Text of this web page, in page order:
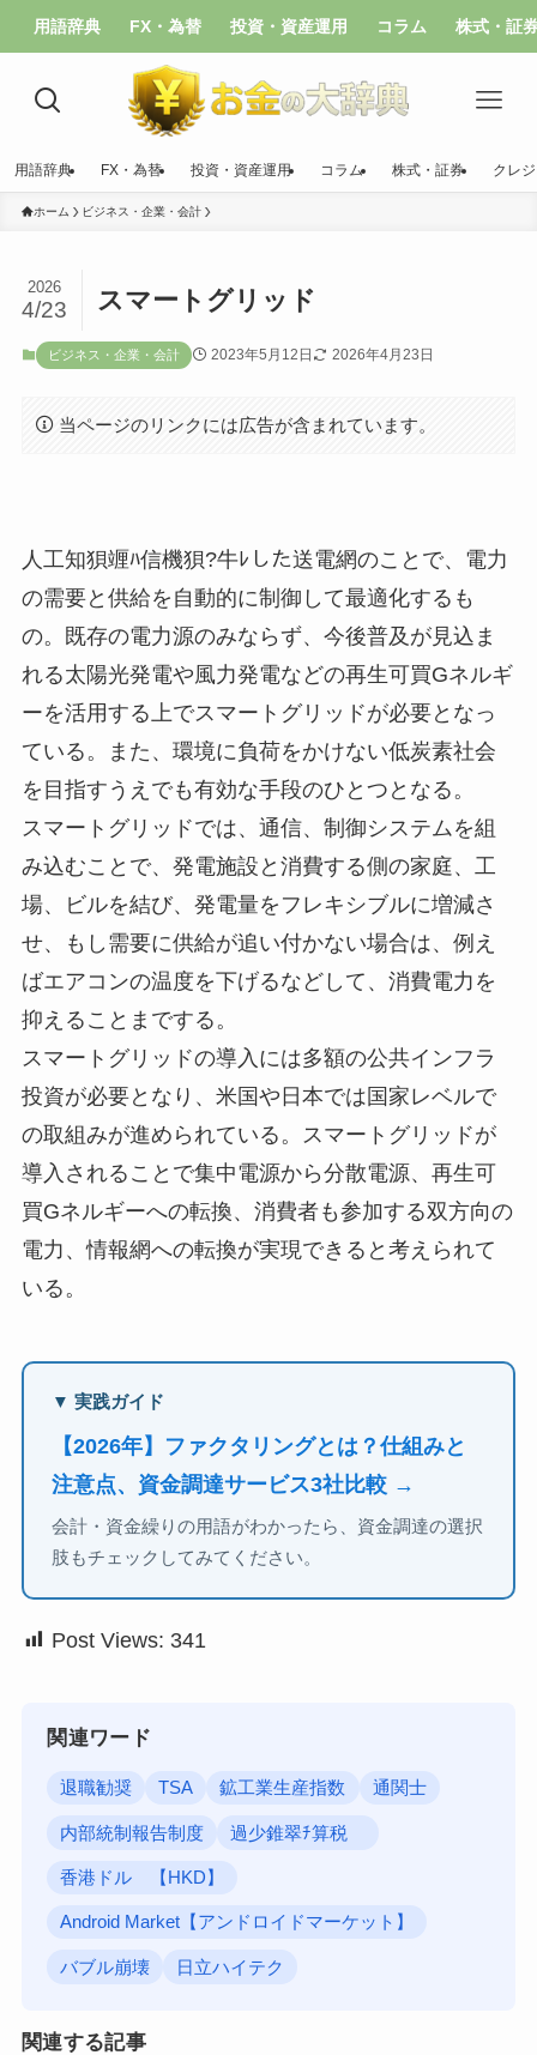
用語辞典 FX・為替 投資・資産運用 コラム 株式・証
用語辞典 FX・為替 投資・資産運用 コラム 株式・証券 クレ
ホーム ビジネス・企業・会計
スマートグリッド
2026
4/23
ビジネス・企業・会計 2023年5月12日 2026年4月23日
当ページのリンクには広告が含まれています。
人工知狽竰ﾊ信機狽?牛ﾚした送電網のことで、電力
の需要と供給を自動的に制御して最適化するも
の。既存の電力源のみならず、今後普及が見込ま
れる太陽光発電や風力発電などの再生可買Gネルギ
ーを活用する上でスマートグリッドが必要となっ
ている。また、環境に負荷をかけない低炭素社会
を目指すうえでも有効な手段のひとつとなる。
スマートグリッドでは、通信、制御システムを組
み込むことで、発電施設と消費する側の家庭、工
場、ビルを結び、発電量をフレキシブルに増減さ
せ、もし需要に供給が追い付かない場合は、例え
ばエアコンの温度を下げるなどして、消費電力を
抑えることまでする。
スマートグリッドの導入には多額の公共インフラ
投資が必要となり、米国や日本では国家レベルで
の取組みが進められている。スマートグリッドが
導入されることで集中電源から分散電源、再生可
買Gネルギーへの転換、消費者も参加する双方向の
電力、情報網への転換が実現できると考えられて
いる。
▼ 実践ガイド
【2026年】ファクタリングとは？仕組みと
注意点、資金調達サービス3社比較 →
会計・資金繰りの用語がわかったら、資金調達の選択
肢もチェックしてみてください。
Post Views: 341
関連ワード
退職勧奨 TSA 鉱工業生産指数 通関士
内部統制報告制度 過少錐翠ﾁ算税
香港ドル 【HKD】
Android Market【アンドロイドマーケット】
バブル崩壊 日立ハイテク
関連する記事